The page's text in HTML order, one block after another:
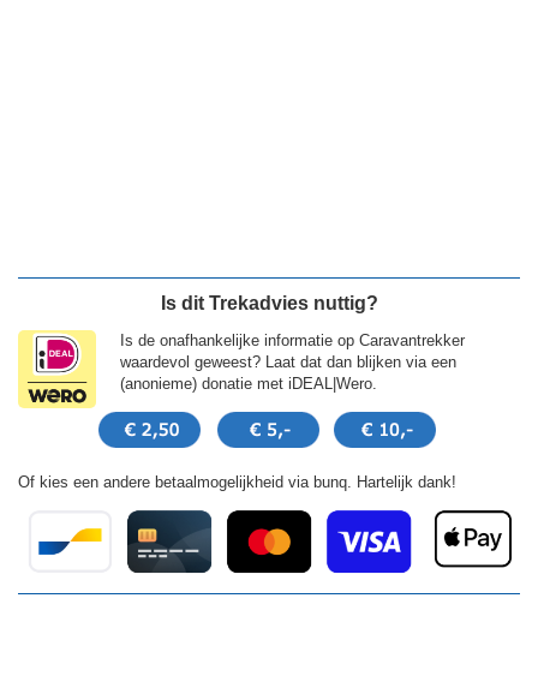
Is dit Trekadvies nuttig?
Is de onafhankelijke informatie op Caravantrekker
waardevol geweest? Laat dat dan blijken via een
(anonieme) donatie met iDEAL|Wero.
Of kies een andere betaalmogelijkheid via bunq. Hartelijk dank!